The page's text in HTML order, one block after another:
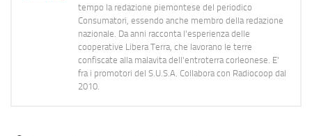
tempo la redazione piemontese del periodico
Consumatori, essendo anche membro della redazione
nazionale. Da anni racconta l'esperienza delle
cooperative Libera Terra, che lavorano le terre
confiscate alla malavita dell'entroterra corleonese. E'
fra i promotori del S.U.S.A. Collabora con Radiocoop dal
2010.